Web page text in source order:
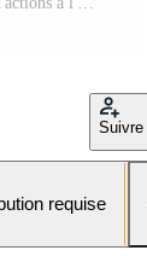
Suivre
requise